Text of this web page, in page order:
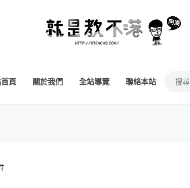
頁 關於我們 全站導覽 聯絡本站